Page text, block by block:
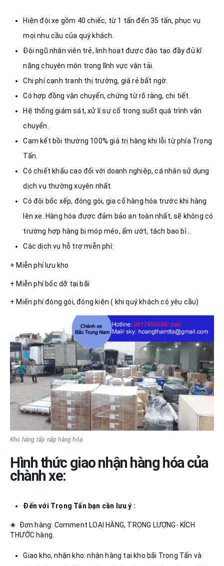
Hiện đội xe gồm 40 chiếc, từ 1 tấn đến 35 tấn, phục vụ
mọi nhu cầu của quý khách.
Đội ngũ nhân viên trẻ, linh hoạt được đào tạo đầy đủ kĩ
năng chuyên môn trong lĩnh vực vận tải.
Chi phí cạnh tranh thị trường, giá rẻ bất ngờ.
Có hợp đồng vận chuyển, chứng từ rõ ràng, chi tiết.
Hệ thống giám sát, xử lí sự cố trong suốt quá trình vận
chuyển.
Cam kết bồi thường 100% giá trị hàng khi lỗi từ phía Trọng
Tấn.
Có chiết khấu cao đối với doanh nghiệp, cá nhân sử dụng
dịch vụ thường xuyên nhất.
Có đội bốc xếp, đóng gói, gia cố hàng hóa trước khi hàng
lên xe. Hàng hóa được đảm bảo an toàn nhất, sẽ không có
trường hợp hàng bị móp méo, ẩm ướt, tách bao bì…
Các dịch vụ hỗ trợ miễn phí:
+ Miễn phí lưu kho
+ Miễn phí bốc dỡ tại bãi
+ Miến phí đóng gói, đóng kiện ( khi quý khách có yêu cầu)
Kho hàng tấp nập hàng hóa
Hình thức giao nhận hàng hóa của
chành xe:
Đến với Trọng Tấn bạn cần lưu ý :
✬ Đơn hàng: Comment LOẠI HÀNG, TRỌNG LƯỢNG- KÍCH
THƯỚC hàng.
Giao kho, nhận kho: nhận hàng tại kho bãi Trọng Tấn và